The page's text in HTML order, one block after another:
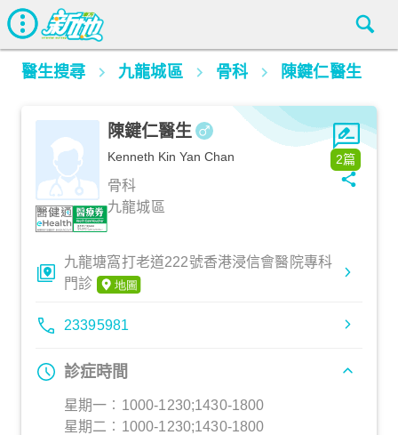
醫生搜尋 九龍城區 骨科 陳鍵仁醫生
陳鍵仁醫生
Kenneth Kin Yan Chan
骨科
九龍城區
九龍塘窩打老道222號香港浸信會醫院專科
門診
23395981
診症時間
星期一︰1000-1230;1430-1800
星期二︰1000-1230;1430-1800
2篇